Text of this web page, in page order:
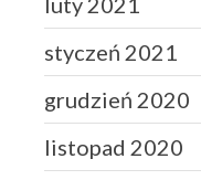
styczeń 2021
grudzień 2020
listopad 2020